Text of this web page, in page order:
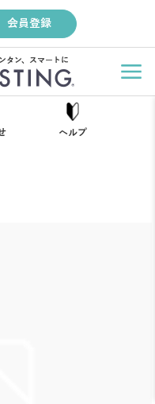
会員登録
タン、スマートに
ヘルプ